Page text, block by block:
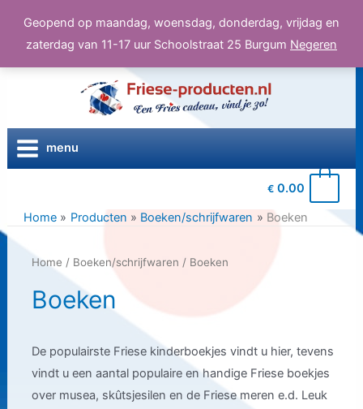
Geopend op maandag, woensdag, donderdag, vrijdag en
zaterdag van 11-17 uur Schoolstraat 25 Burgum Negeren
inhoud
menu
€ 0.00
Home Producten Boeken/schrijfwaren Boeken
Home / Boeken/schrijfwaren / Boeken
Boeken
De populairste Friese kinderboekjes vindt u hier, tevens
vindt u een aantal populaire en handige Friese boekjes
over musea, skûtsjesilen en de Friese meren e.d. Leuk